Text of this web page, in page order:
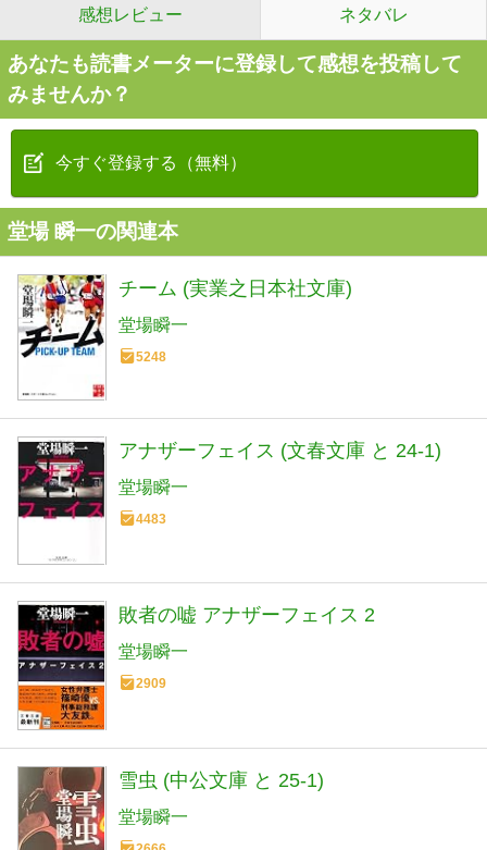
感想レビュー ネタバレ
あなたも読書メーターに登録して感想を投稿して
みませんか？
今すぐ登録する（無料）
堂場 瞬一の関連本
チーム (実業之日本社文庫)
堂場瞬一
5248
アナザーフェイス (文春文庫 と 24-1)
堂場瞬一
4483
敗者の嘘 アナザーフェイス 2
堂場瞬一
2909
雪虫 (中公文庫 と 25-1)
堂場瞬一